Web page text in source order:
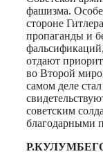
фашизма.
стороне
пропаганды и
отдают
во Второй
самом деле
советским
благодарными